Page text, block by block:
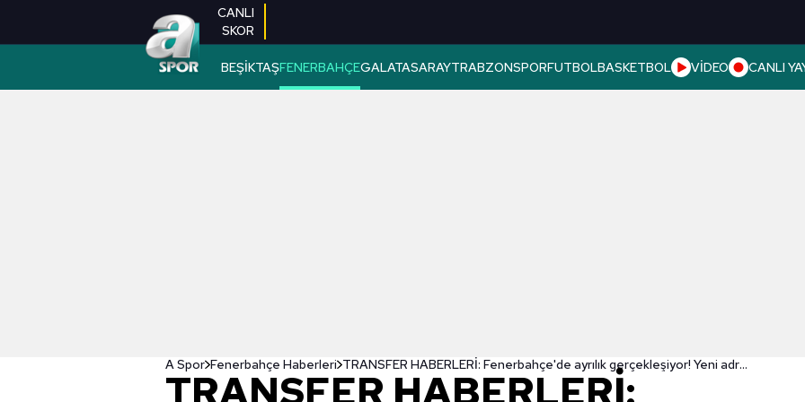
CANLI
SKOR
BEŞİKTAŞFENERBAHÇEGALATASARAYTRABZONSPORFUTBOLBASKETBOL VİDEO CANLI
A Spor Fenerbahçe Haberleri TRANSFER HABERLERİ: Fenerbahçe'de ayrılık gerçekleşiyor! Yeni adresi...
TRANSFER HABERLERİ: